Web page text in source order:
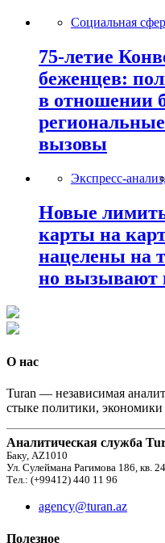
Социальная
75-летие
беженцев:
в отношении
вызовы
Экспресс-
Новые
карты на
нацелены на
но вызывают
О нас
Turan — независимая
стыке политики, экономики
Аналитическая служба
Баку, AZ1010
Ул. Сулеймана Рагимова 186, кв. 24
Тел.: (+99412) 440 11 96
agency@turan.az
Полезное